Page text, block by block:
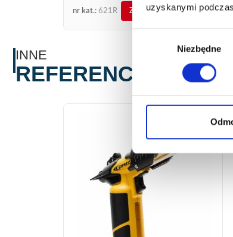
uzyskanymi
Niezbędne
nr kat.: 621R ZOBACZ SZCZEGÓŁY
INNE
REFERENCJE